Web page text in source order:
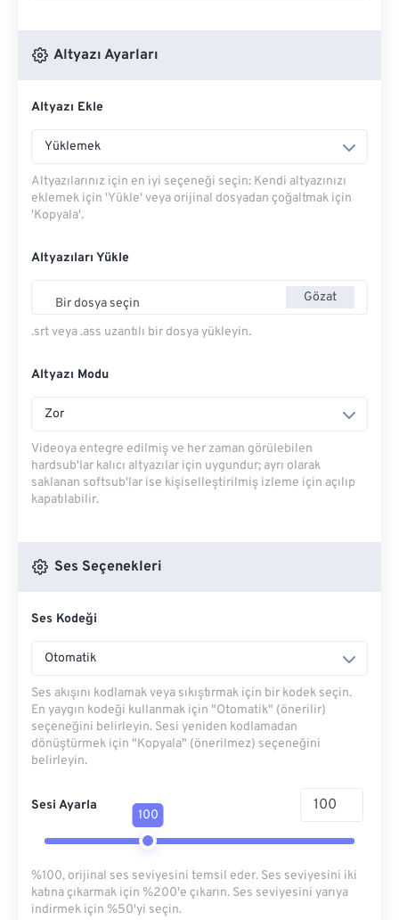
Altyazı Ayarları
Altyazı Ekle
Yüklemek
Altyazılarınız için en iyi seçeneği seçin: Kendi altyazınızı
eklemek için 'Yükle' veya orijinal dosyadan çoğaltmak için
'Kopyala'.
Altyazıları Yükle
Bir dosya seçin Gözat
.srt veya .ass uzantılı bir dosya yükleyin.
Altyazı Modu
Zor
Videoya entegre edilmiş ve her zaman görülebilen
hardsub'lar kalıcı altyazılar için uygundur; ayrı olarak
saklanan softsub'lar ise kişiselleştirilmiş izleme için açılıp
kapatılabilir.
Ses Seçenekleri
Ses Kodeği
Otomatik
Ses akışını kodlamak veya sıkıştırmak için bir kodek seçin.
En yaygın kodeği kullanmak için "Otomatik" (önerilir)
seçeneğini belirleyin. Sesi yeniden kodlamadan
dönüştürmek için "Kopyala" (önerilmez) seçeneğini
belirleyin.
Sesi Ayarla
100
%100, orijinal ses seviyesini temsil eder. Ses seviyesini iki
katına çıkarmak için %200'e çıkarın. Ses seviyesini yarıya
indirmek için %50'yi seçin.